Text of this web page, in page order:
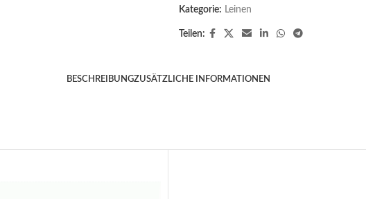
Kategorie: Leinen
Teilen:
BESCHREIBUNGZUSÄTZLICHE INFORMATIONEN